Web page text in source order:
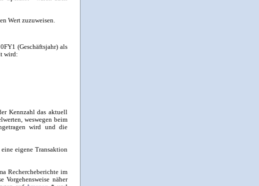
Wert zuzuweisen.
(Geschäftsjahr) als
wird:
Kennzahl das aktuell
weswegen beim
wird und die
eigene Transaktion
Rechercheberichte im
näher